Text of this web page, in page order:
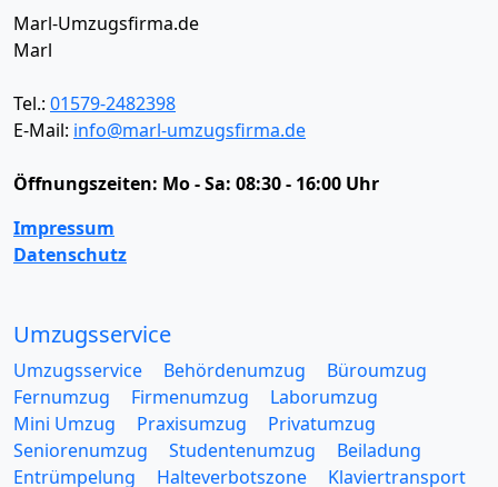
Marl-Umzugsfirma.de
Marl
Tel.: 01579-2482398
E-Mail: info@marl-umzugsfirma.de
Öffnungszeiten: Mo - Sa: 08:30 - 16:00 Uhr
Impressum
Datenschutz
Umzugsservice
Umzugsservice Behördenumzug
Büroumzug
Fernumzug
Firmenumzug
Laborumzug
Mini Umzug
Praxisumzug
Privatumzug
Seniorenumzug
Studentenumzug
Beiladung
Entrümpelung
Halteverbotszone
Klaviertransport